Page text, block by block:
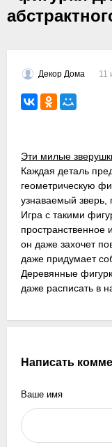
Декор Дома 11
Эти милые
Каждая деталь
геометрическую
узнаваемый
Игра с такими
он даже захочет
даже придумает
Деревянные
даже расписать в
Написать
Ваше имя